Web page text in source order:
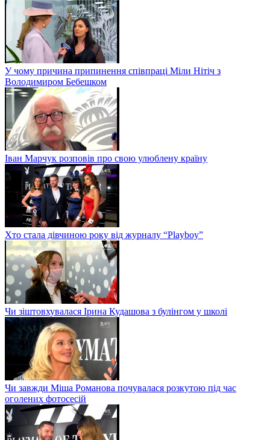
У чому причина припинення співпраці Міли Нітіч з
Володимиром Бебешком
Іван Марчук розповів про свою улюблену країну
Хто стала дівчиною року від журналу “Playboy”
Чи зіштовхувалася Ірина Кудашова з булінгом у школі
Чи завжди Міша Романова почувалася розкутою під час
оголених фотосесій